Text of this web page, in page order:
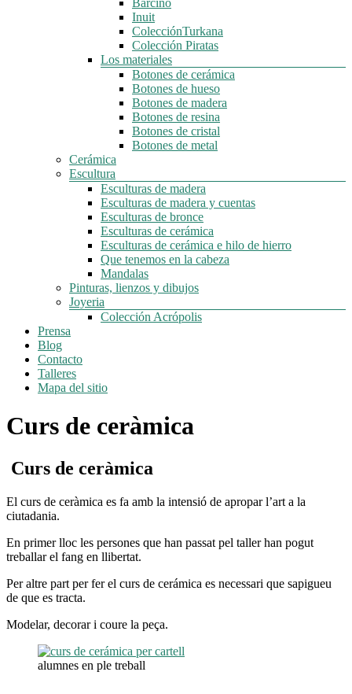
Inuit
ColecciónTurkana
Colección Piratas
Los materiales
Botones de cerámica
Botones de hueso
Botones de madera
Botones de resina
Botones de cristal
Botones de metal
Cerámica
Escultura
Esculturas de madera
Esculturas de madera y cuentas
Esculturas de bronce
Esculturas de cerámica
Esculturas de cerámica e hilo de hierro
Que tenemos en la cabeza
Mandalas
Pinturas, lienzos y dibujos
Joyeria
Colección Acrópolis
Prensa
Blog
Contacto
Talleres
Mapa del sitio
Curs de ceràmica
Curs de ceràmica
El curs de ceràmica es fa amb la intensió de apropar l’art a la
ciutadania.
En primer lloc les persones que han passat pel taller han pogut
treballar el fang en llibertat.
Per altre part per fer el curs de cerámica es necessari que sapigueu
de que es tracta.
Modelar, decorar i coure la peça.
alumnes en ple treball